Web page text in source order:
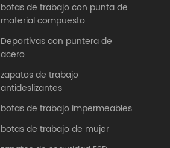
botas de trabajo con punta de
material compuesto
Deportivas con puntera de
acero
zapatos de trabajo
antideslizantes
botas de trabajo impermeables
botas de trabajo de mujer